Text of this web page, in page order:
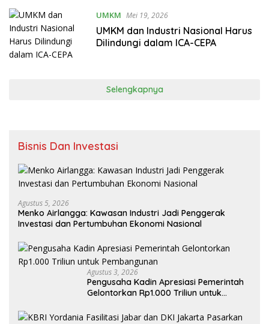
UMKM Mei 19, 2026
UMKM dan Industri Nasional Harus
Dilindungi dalam ICA-CEPA
Selengkapnya
Bisnis Dan Investasi
Agustus 5, 2026
Menko Airlangga: Kawasan Industri Jadi Penggerak
Investasi dan Pertumbuhan Ekonomi Nasional
Agustus 3, 2026
Pengusaha Kadin Apresiasi Pemerintah
Gelontorkan Rp1.000 Triliun untuk